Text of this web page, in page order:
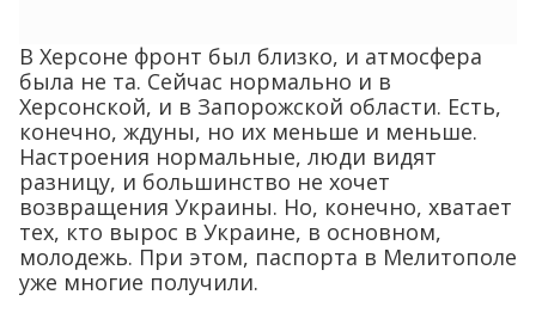
В Херсоне фронт был близко, и атмосфера
была не та. Сейчас нормально и в
Херсонской, и в Запорожской области. Есть,
конечно, ждуны, но их меньше и меньше.
Настроения нормальные, люди видят
разницу, и большинство не хочет
возвращения Украины. Но, конечно, хватает
тех, кто вырос в Украине, в основном,
молодежь. При этом, паспорта в Мелитополе
уже многие получили.